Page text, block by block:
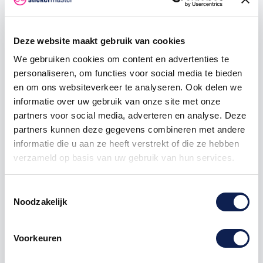
Deze website maakt gebruik van cookies
We gebruiken cookies om content en advertenties te
personaliseren, om functies voor social media te bieden
en om ons websiteverkeer te analyseren. Ook delen we
informatie over uw gebruik van onze site met onze
partners voor social media, adverteren en analyse. Deze
partners kunnen deze gegevens combineren met andere
informatie die u aan ze heeft verstrekt of die ze hebben
verzameld op basis van uw gebruik van hun services.
Noodzakelijk
Voorkeuren
250 € 56,25
sticker waarschuwing pictogram
Waarschuwing pictogramstickers